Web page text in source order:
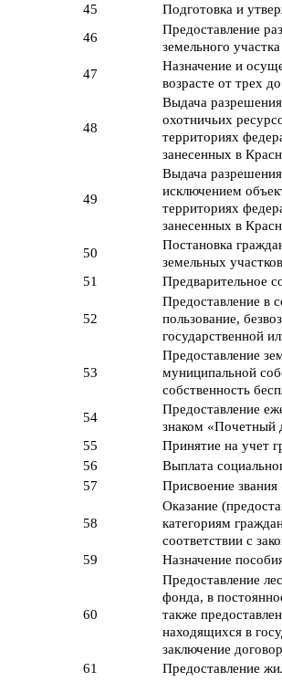
45 Подготовка и
46
Предоставление
земельного
47
Назначение и
возрасте от трех
48
Выдача
охотничьих
территориях
занесенных в
49
Выдача
исключением
территориях
занесенных в
50
Постановка
земельных
51
Предварительное
52
Предоставление в
пользование,
государственной
53
Предоставление
муниципальной
собственность
54
Предоставление
знаком «Почетный
55
Принятие на учет
56
Выплата
57
Присвоение звания
58
Оказание
категориям
соответствии с
59 Назначение
60
Предоставление
фонда, в
также
находящихся в
заключение
61 Предоставление